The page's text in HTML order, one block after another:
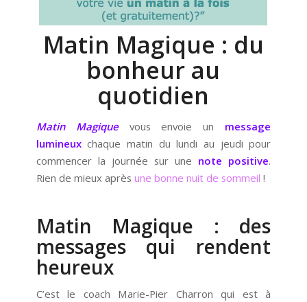
Matin Magique : du
bonheur au
quotidien
Matin Magique vous envoie un message
lumineuxchaque matin du lundi au jeudi pour
commencer la journée sur une note positive.
Rien de mieux après une bonne nuit de sommeil !
Matin Magique : des
messages qui rendent
heureux
C’est le coach Marie-Pier Charron qui est à